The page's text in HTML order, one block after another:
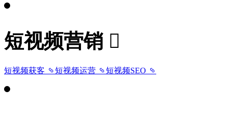
短视频营销
短视频获客 短视频运营 短视频SEO